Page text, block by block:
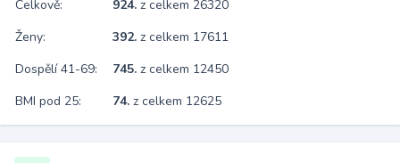
Celkově: 924. z celkem 26320
Ženy:
392. z celkem 17611
Dospělí 41-69:
745. z celkem 12450
BMI pod 25:
74. z celkem 12625